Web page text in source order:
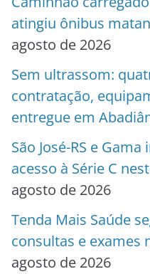
atingiu ônibus
agosto de 2026
Sem ultrassom:
contratação,
entregue em
São José-RS e
acesso à Série C
agosto de 2026
Tenda Mais Saúde
consultas e exames
agosto de 2026